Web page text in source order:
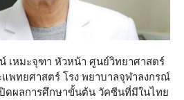
เหมะจุฑา หัวหน้า ศูนย์วิทยาศาสตร์
พทยศาสตร์ โรง พยาบาลจุฬาลงกรณ์
ดผลการศึกษาขั้นต้น วัคซีนที่มีในไทย